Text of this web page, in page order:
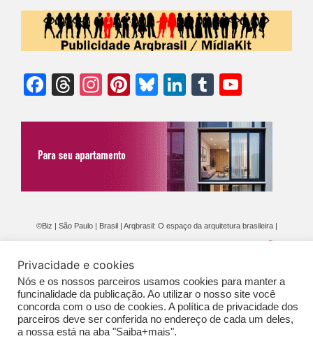
Facebook
Threads
Instagram
Pinterest
Bluesky
LinkedIn
Tumblr
©Biz | São Paulo | Brasil | Arqbrasil: O espaço da arquitetura brasileira |
GERAIS DE PUBLICAÇÃO (CGP
Privacidade e cookies
Nós e os nossos parceiros usamos cookies para manter a
funcinalidade da publicação. Ao utilizar o nosso site você
concorda com o uso de cookies. A política de privacidade dos
parceiros deve ser conferida no endereço de cada um deles,
a nossa está na aba "Saiba+mais".